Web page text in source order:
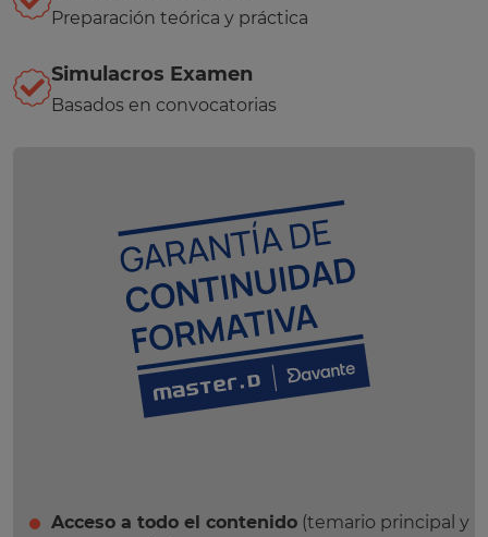
Preparación teórica y práctica
Simulacros Examen
Basados en convocatorias
Acceso a todo el contenido (temario principal y